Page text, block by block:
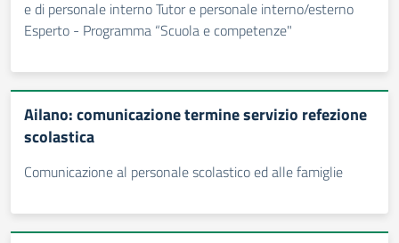
e di personale interno Tutor e personale interno/esterno
Esperto - Programma “Scuola e competenze"
Ailano: comunicazione termine servizio refezione
scolastica
Comunicazione al personale scolastico ed alle famiglie